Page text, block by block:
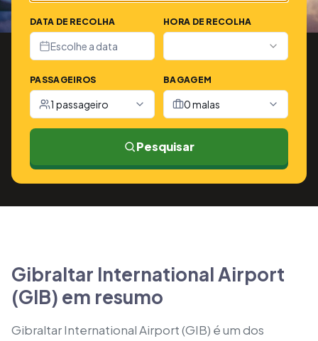
DATA DE RECOLHA
Escolhe a data
HORA DE RECOLHA
PASSAGEIROS
1 passageiro
BAGAGEM
0 malas
Pesquisar
Gibraltar International Airport
(GIB) em resumo
Gibraltar International Airport (GIB) é um dos